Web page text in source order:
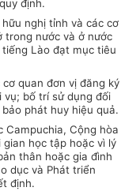
định.
nghị tỉnh và các cơ
trong nước và ở nước
Lào đạt mục tiêu
quan đơn vị đăng ký
vụ; bố trí sử dụng đối
phát huy hiệu quả.
Campuchia, Cộng hòa
học tập hoặc vì lý
thân hoặc gia đình
dục và Phát triển
định.